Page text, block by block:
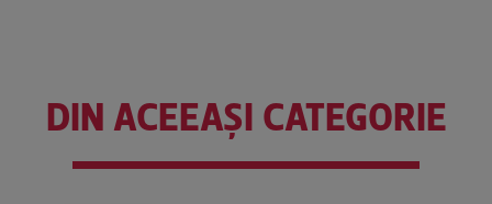
DIN ACEEAȘI CATEGORIE